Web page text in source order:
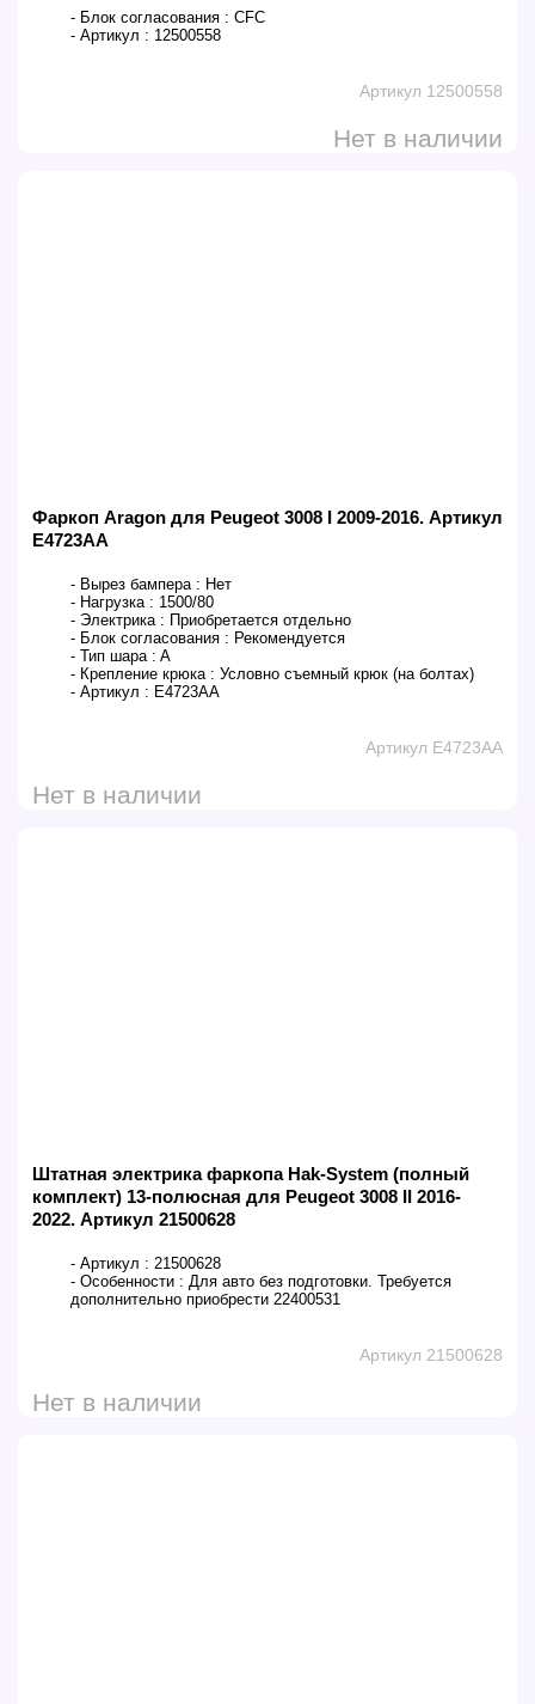
- Блок согласования : CFC
- Артикул : 12500558
Артикул 12500558
Нет в наличии
Фаркоп Aragon для Peugeot 3008 I 2009-2016. Артикул
E4723AA
- Вырез бампера : Нет
- Нагрузка : 1500/80
- Электрика : Приобретается отдельно
- Блок согласования : Рекомендуется
- Тип шара : A
- Крепление крюка : Условно съемный крюк (на болтах)
- Артикул : E4723AA
Артикул E4723AA
Нет в наличии
Штатная электрика фаркопа Hak-System (полный
комплект) 13-полюсная для Peugeot 3008 II 2016-
2022. Артикул 21500628
- Артикул : 21500628
- Особенности : Для авто без подготовки. Требуется
дополнительно приобрести 22400531
Артикул 21500628
Нет в наличии